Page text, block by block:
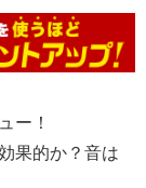
ー！
果的か？音は